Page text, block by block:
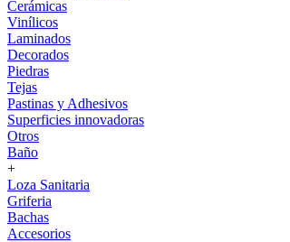
Cerámicas
Vinílicos
Laminados
Decorados
Piedras
Tejas
Pastinas y Adhesivos
Superficies innovadoras
Otros
Baño
+
Loza Sanitaria
Griferia
Bachas
Accesorios